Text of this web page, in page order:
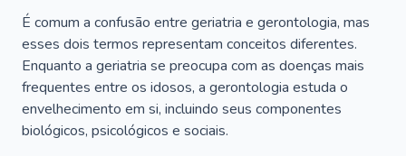
É comum a confusão entre geriatria e gerontologia, mas
esses dois termos representam conceitos diferentes.
Enquanto a geriatria se preocupa com as doenças mais
frequentes entre os idosos, a gerontologia estuda o
envelhecimento em si, incluindo seus componentes
biológicos, psicológicos e sociais.